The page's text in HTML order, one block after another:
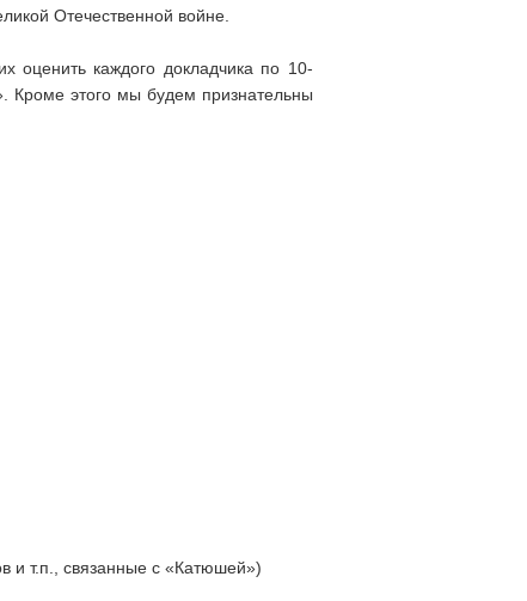
Отечественной войне.
оценить каждого докладчика по 10-
Кроме этого мы будем признательны
и т.п., связанные с «Катюшей»)